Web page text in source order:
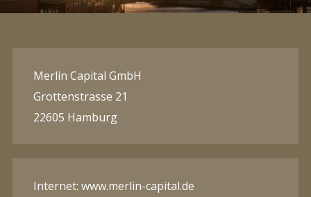
Merlin Capital GmbH
Grottenstrasse 21
22605 Hamburg
Internet: www.merlin-capital.de